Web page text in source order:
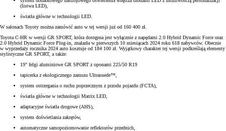
(listwa LED),
światła główne w technologii LED.
W salonach Toyoty można zamówić auto w tej wersji już od 160 400 zł.
Toyota C-HR w wersji GR SPORT, która dostępna jest wyłącznie z napędami 2.0 Hybrid Dynamic Force oraz
2.0 Hybrid Dynamic Force Plug-in, znalazła w pierwszych 10 miesiącach 2024 roku 618 nabywców. Obecnie
w wyprzedaży rocznika 2024 auto kosztuje od 184 100 zł. Wyjątkowy charakter tej wersji podkreślają elementy
stylistyczne GR SPORT, a także:
19" felgi aluminiowe GR SPORT z oponami 225/50 R19
tapicerka z ekologicznego zamszu Ultrasuede™,
system ostrzegania o ruchu poprzecznym z przodu pojazdu (FCTA),
światła główne w technologii Matrix LED,
adaptacyjne światła drogowe (AHS),
system doświetlania zakrętów,
automatyczne samopoziomowanie reflektorów przednich,